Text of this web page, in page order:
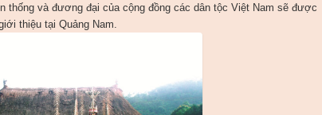
thống và đương đại của cộng đồng các dân tộc Việt Nam sẽ được
thiệu tại Quảng Nam.